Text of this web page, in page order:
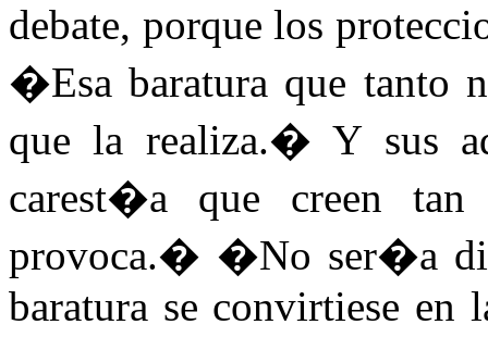
debate, porque los
�Esa baratura que tanto
que la realiza.� Y sus
carest�a que creen
provoca.� �No ser�a
baratura se convirtiese en